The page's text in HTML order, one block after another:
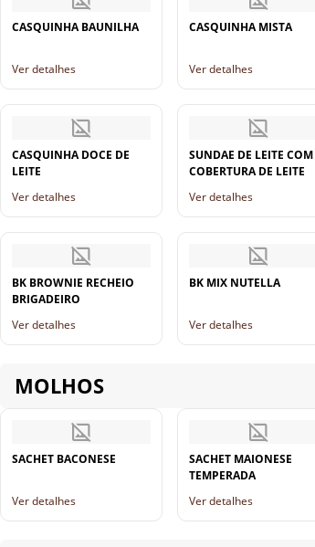
CASQUINHA BAUNILHA
Ver detalhes
CASQUINHA MISTA
Ver detalhes
CASQUINHA DOCE DE
LEITE
Ver detalhes
SUNDAE DE LEITE COM
COBERTURA DE LEITE
Ver detalhes
BK BROWNIE RECHEIO
BRIGADEIRO
Ver detalhes
BK MIX NUTELLA
Ver detalhes
MOLHOS
SACHET BACONESE
Ver detalhes
SACHET MAIONESE
TEMPERADA
Ver detalhes